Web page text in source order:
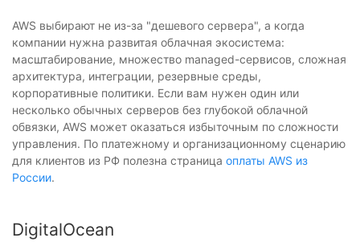
AWS выбирают не из-за "дешевого сервера", а когда
компании нужна развитая облачная экосистема:
масштабирование, множество managed-сервисов, сложная
архитектура, интеграции, резервные среды,
корпоративные политики. Если вам нужен один или
несколько обычных серверов без глубокой облачной
обвязки, AWS может оказаться избыточным по сложности
управления. По платежному и организационному сценарию
для клиентов из РФ полезна страница оплаты AWS из
России.
DigitalOcean